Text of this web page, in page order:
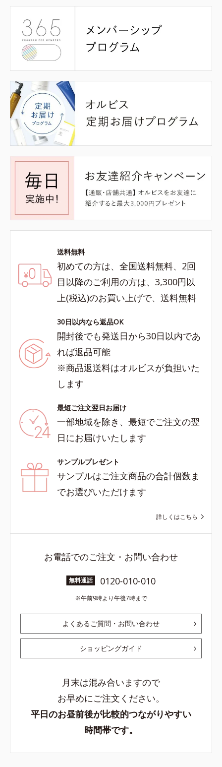
送料無料
初めての方は、全国送料無料、2回
目以降のご利用の方は、3,300円以
上(税込)のお買い上げで、送料無料
30日以内なら返品OK
開封後でも発送日から30日以内であ
れば返品可能
※商品返送料はオルビスが負担いた
します
最短ご注文翌日お届け
一部地域を除き、最短でご注文の翌
日にお届けいたします
サンプルプレゼント
サンプルはご注文商品の合計個数ま
でお選びいただけます
詳しくはこちら
お電話でのご注文・お問い合わせ
無料通話 0120-010-010
午前9時より午後7時まで
よくあるご質問・お問い合わせ
ショッピングガイド
月末は混み合いますので
お早めにご注文ください。
平日のお昼前後が比較的つながりやすい
時間帯です。